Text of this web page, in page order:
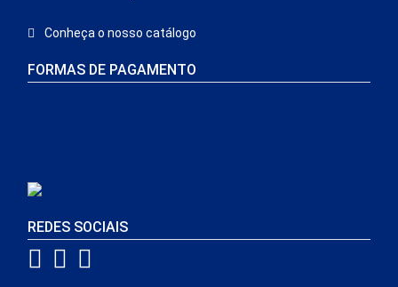
Conheça o nosso catálogo
FORMAS DE PAGAMENTO
REDES SOCIAIS